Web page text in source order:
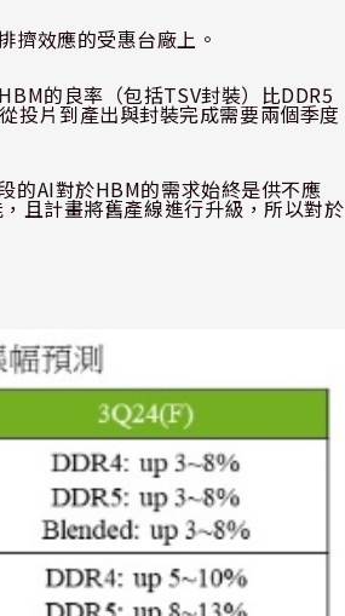
擠效應的受惠台廠上。
HBM的良率（包括TSV封裝）比DDR5
投片到產出與封裝完成需要兩個季度
的AI對於HBM的需求始終是供不應
且計畫將舊產線進行升級，所以對於